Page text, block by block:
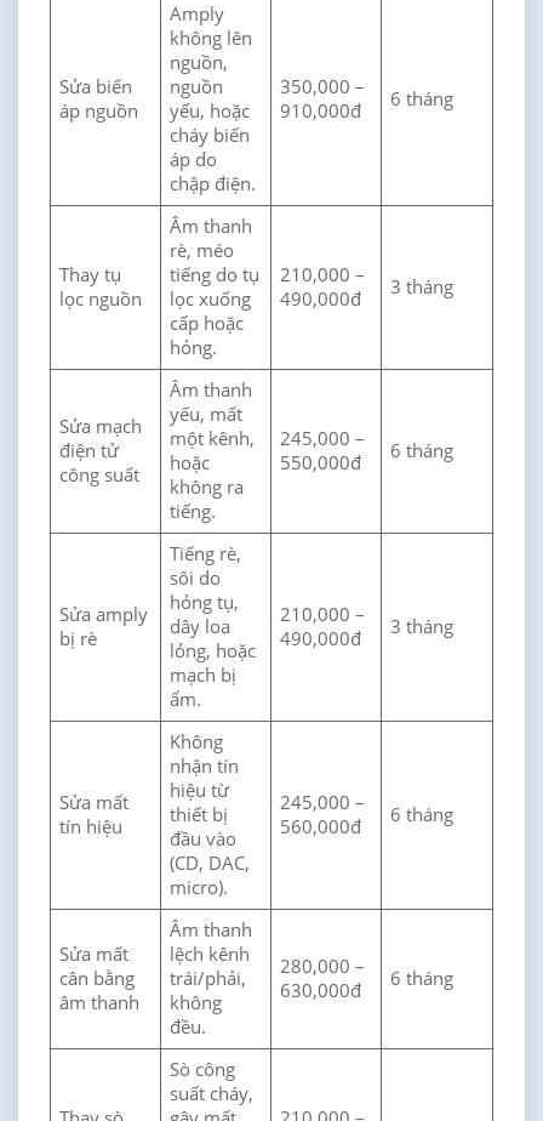
Sửa biến
áp nguồn
Amply
không lên
nguồn,
nguồn
yếu, hoặc
cháy biến
áp do
chập điện.
350,000 –
910,000đ
6 tháng
Thay tụ
lọc nguồn
Âm thanh
rè, méo
tiếng do tụ
lọc xuống
cấp hoặc
hỏng.
210,000 –
490,000đ
3 tháng
Sửa mạch
điện tử
công suất
Âm thanh
yếu, mất
một kênh,
hoặc
không ra
tiếng.
245,000 –
550,000đ
6 tháng
Sửa amply
bị rè
Tiếng rè,
sôi do
hỏng tụ,
dây loa
lỏng, hoặc
mạch bị
ẩm.
210,000 –
490,000đ
3 tháng
Sửa mất
tín hiệu
Không
nhận tín
hiệu từ
thiết bị
đầu vào
(CD, DAC,
micro).
245,000 –
560,000đ
6 tháng
Sửa mất
cân bằng
âm thanh
Âm thanh
lệch kênh
trái/phải,
không
đều.
280,000 –
630,000đ
6 tháng
Sò công
suất cháy,